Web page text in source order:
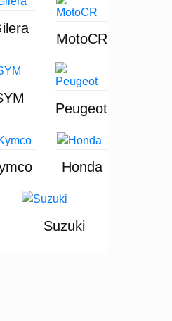
MotoCR
Peugeot
Honda
Suzuki